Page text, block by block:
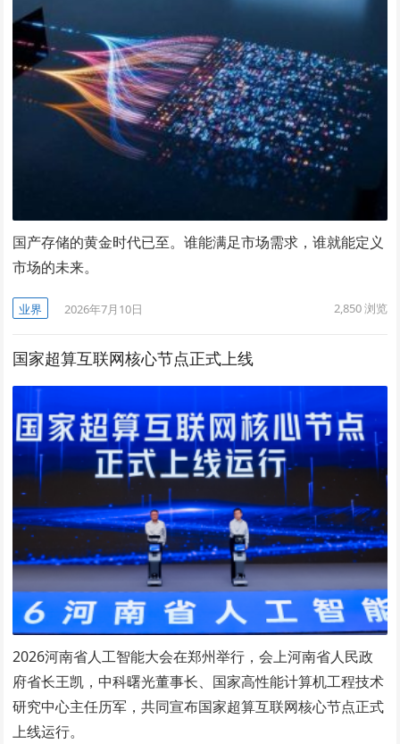
国产存储的黄金时代已至。谁能满足市场需求，谁就能定义
市场的未来。
业界 2026年7月10日 2,850浏览
国家超算互联网核心节点正式上线
2026河南省人工智能大会在郑州举行，会上河南省人民政
府省长王凯，中科曙光董事长、国家高性能计算机工程技术
研究中心主任历军，共同宣布国家超算互联网核心节点正式
上线运行。